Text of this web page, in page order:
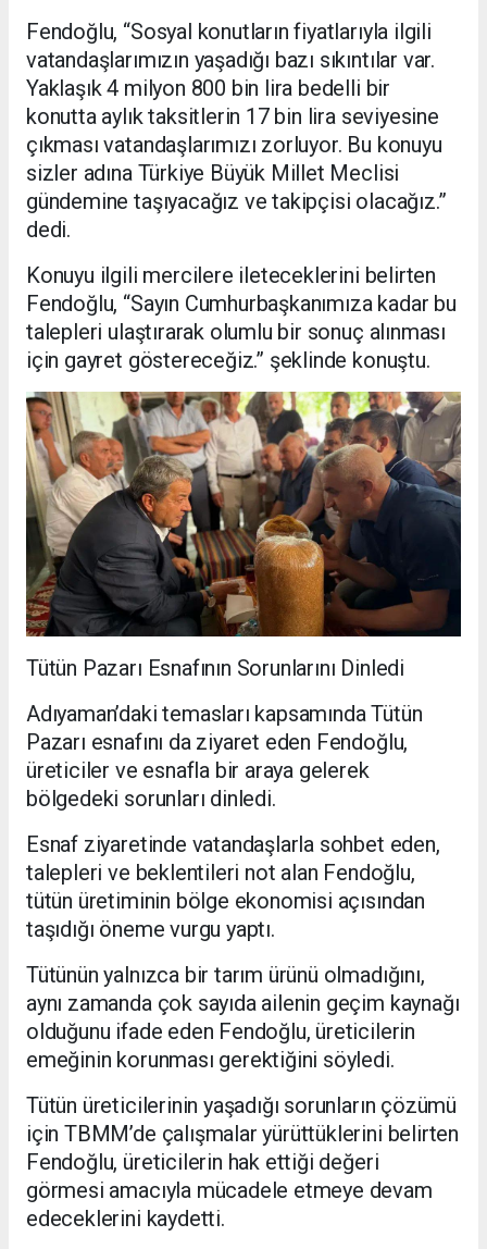
Fendoğlu, “Sosyal konutların fiyatlarıyla ilgili
vatandaşlarımızın yaşadığı bazı sıkıntılar var.
Yaklaşık 4 milyon 800 bin lira bedelli bir
konutta aylık taksitlerin 17 bin lira seviyesine
çıkması vatandaşlarımızı zorluyor. Bu konuyu
sizler adına Türkiye Büyük Millet Meclisi
gündemine taşıyacağız ve takipçisi olacağız.”
dedi.
Konuyu ilgili mercilere ileteceklerini belirten
Fendoğlu, “Sayın Cumhurbaşkanımıza kadar bu
talepleri ulaştırarak olumlu bir sonuç alınması
için gayret göstereceğiz.” şeklinde konuştu.
Tütün Pazarı Esnafının Sorunlarını Dinledi
Adıyaman’daki temasları kapsamında Tütün
Pazarı esnafını da ziyaret eden Fendoğlu,
üreticiler ve esnafla bir araya gelerek
bölgedeki sorunları dinledi.
Esnaf ziyaretinde vatandaşlarla sohbet eden,
talepleri ve beklentileri not alan Fendoğlu,
tütün üretiminin bölge ekonomisi açısından
taşıdığı öneme vurgu yaptı.
Tütünün yalnızca bir tarım ürünü olmadığını,
aynı zamanda çok sayıda ailenin geçim kaynağı
olduğunu ifade eden Fendoğlu, üreticilerin
emeğinin korunması gerektiğini söyledi.
Tütün üreticilerinin yaşadığı sorunların çözümü
için TBMM’de çalışmalar yürüttüklerini belirten
Fendoğlu, üreticilerin hak ettiği değeri
görmesi amacıyla mücadele etmeye devam
edeceklerini kaydetti.